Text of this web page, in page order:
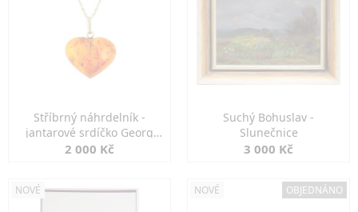
Stříbrný náhrdelník -
jantarové srdíčko Georg
Kramer
2 000 Kč
Suchý Bohuslav -
Slunečnice
3 000 Kč
NOVÉ NOVÉ OBJEDNÁNO